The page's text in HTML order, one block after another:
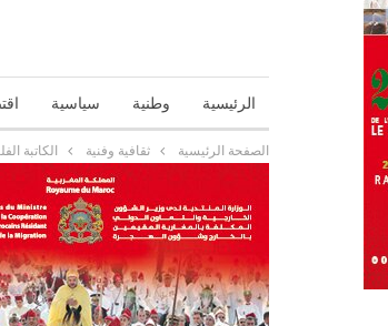
الرئيسية وطنية سياسية
الصفحة الرئيسية ثقافية وفنية الكاتبة